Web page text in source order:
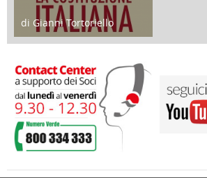
di Gianni Tortoriello
17 Marzo 2018